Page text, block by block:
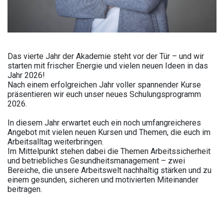
Das vierte Jahr der Akademie steht vor der Tür – und wir
starten mit frischer Energie und vielen neuen Ideen in das
Jahr 2026!
Nach einem erfolgreichen Jahr voller spannender Kurse
präsentieren wir euch unser neues Schulungsprogramm
2026.
In diesem Jahr erwartet euch ein noch umfangreicheres
Angebot mit vielen neuen Kursen und Themen, die euch im
Arbeitsalltag weiterbringen.
Im Mittelpunkt stehen dabei die Themen Arbeitssicherheit
und betriebliches Gesundheitsmanagement – zwei
Bereiche, die unsere Arbeitswelt nachhaltig stärken und zu
einem gesunden, sicheren und motivierten Miteinander
beitragen.